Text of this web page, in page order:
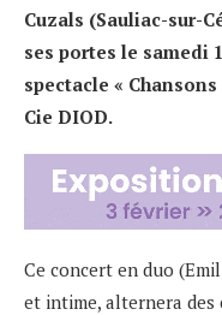
Cuzals (Sauliac-sur-
ses portes le samedi
spectacle «
Cie DIOD.
Ce concert en duo
et intime, alternera